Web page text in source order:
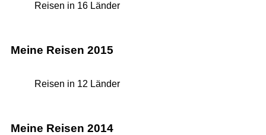
Reisen in 16 Länder
Meine Reisen 2015
Reisen in 12 Länder
Meine Reisen 2014